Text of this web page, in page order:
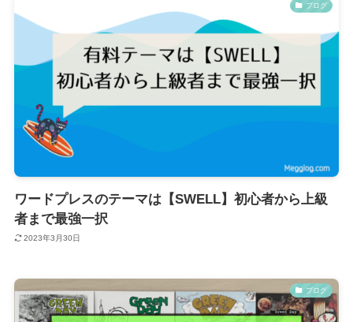
ブログ
ワードプレスのテーマは【SWELL】初心者から上級
者まで最強一択
2023年3月30日
ブログ